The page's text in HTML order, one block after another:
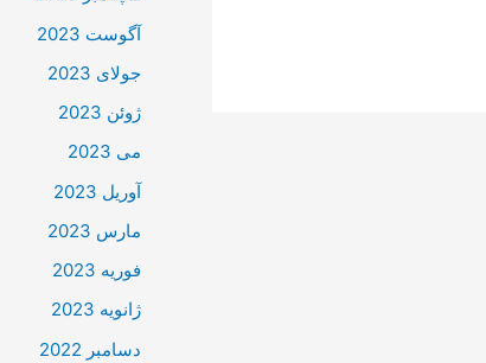
آگوست 2023
جولای 2023
ژوئن 2023
می 2023
آوریل 2023
مارس 2023
فوریه 2023
ژانویه 2023
دسامبر 2022